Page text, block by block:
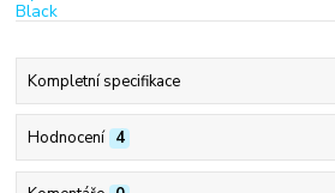
Kompletní specifikace
Hodnocení 4